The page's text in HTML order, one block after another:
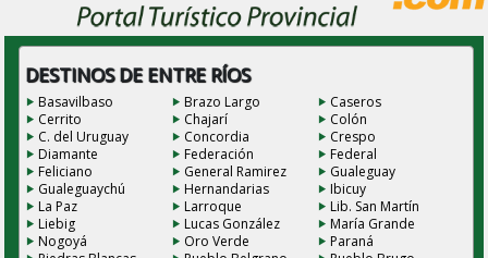
DESTINOS DE ENTRE RÍOS
Basavilbaso Brazo Largo
Caseros
Cerrito
Chajarí
Colón
C. del Uruguay
Concordia
Crespo
Diamante
Federación
Federal
Feliciano
General Ramirez
Gualeguay
Gualeguaychú
Hernandarias
Ibicuy
La Paz
Larroque
Lib. San Martín
Liebig
Lucas González
María Grande
Nogoyá
Oro Verde
Paraná